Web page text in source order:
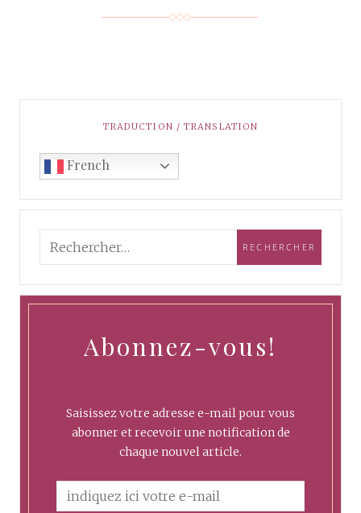
TRADUCTION / TRANSLATION
French
Abonnez-vous!
Saisissez votre adresse e-mail pour vous
abonner et recevoir une notification de
chaque nouvel article.